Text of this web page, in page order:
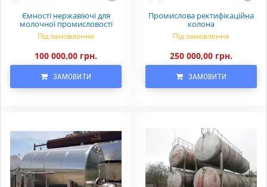
Ємності нержавіючі для
молочної промисловості
Під замовлення
100 000,00 грн.
ЗАМОВИТИ
Промислова ректифікаційна
колона
Під замовлення
250 000,00 грн.
ЗАМОВИТИ